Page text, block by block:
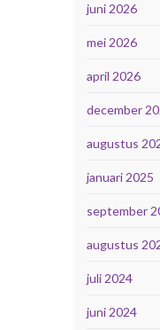
juni 2026
mei 2026
april 2026
december
augustus
januari 2025
september
augustus
juli 2024
juni 2024